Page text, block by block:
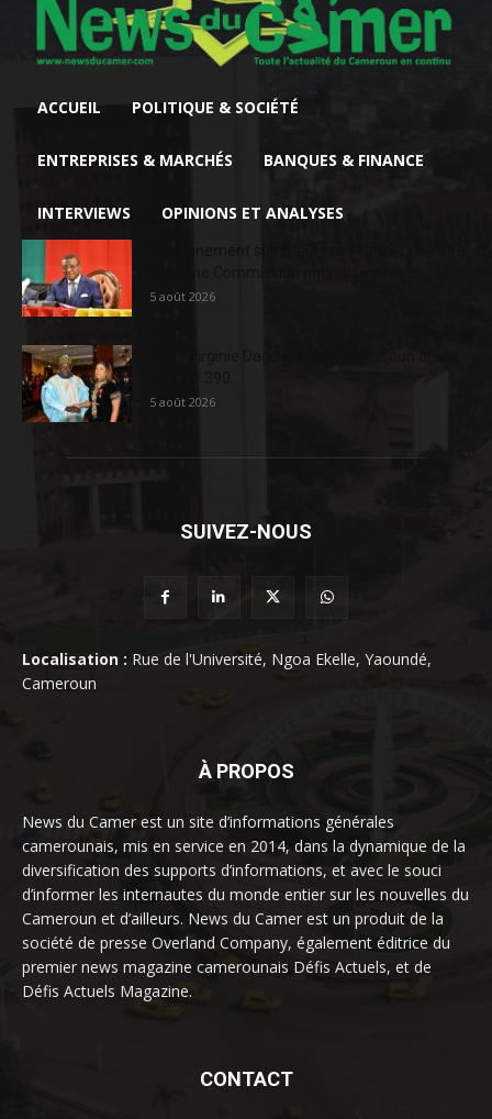
ACCUEIL POLITIQUE & SOCIÉTÉ
ENTREPRISES & MARCHÉS BANQUES & FINANCE
INTERVIEWS OPINIONS ET ANALYSES
5 août 2026
5 août 2026
SUIVEZ-NOUS
Localisation : Rue de l'Université, Ngoa Ekelle, Yaoundé,
Cameroun
À PROPOS
News du Camer est un site d’informations générales
camerounais, mis en service en 2014, dans la dynamique de la
diversification des supports d’informations, et avec le souci
d’informer les internautes du monde entier sur les nouvelles du
Cameroun et d’ailleurs. News du Camer est un produit de la
société de presse Overland Company, également éditrice du
premier news magazine camerounais Défis Actuels, et de
Défis Actuels Magazine.
CONTACT